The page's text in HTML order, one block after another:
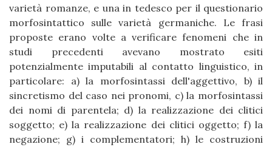
varietà romanze, e una in tedesco per il questionario
morfosintattico sulle varietà germaniche. Le frasi
proposte erano volte a verificare fenomeni che in
studi precedenti avevano mostrato esiti
potenzialmente imputabili al contatto linguistico, in
particolare: a) la morfosintassi dell'aggettivo, b) il
sincretismo del caso nei pronomi, c) la morfosintassi
dei nomi di parentela; d) la realizzazione dei clitici
soggetto; e) la realizzazione dei clitici oggetto; f) la
negazione; g) i complementatori; h) le costruzioni